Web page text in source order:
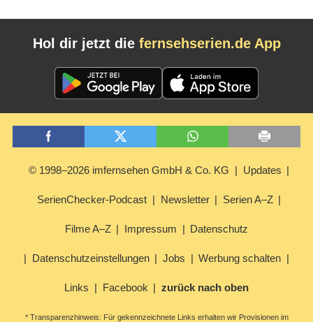
Hol dir jetzt die fernsehserien.de App
© 1998–2026 imfernsehen GmbH & Co. KG Updates
SerienChecker-Podcast Newsletter Serien A–Z
Filme A–Z Impressum Datenschutz
Datenschutzeinstellungen Jobs Werbung schalten
Links Facebook zurück nach oben
* Transparenzhinweis: Für gekennzeichnete Links erhalten wir Provisionen im